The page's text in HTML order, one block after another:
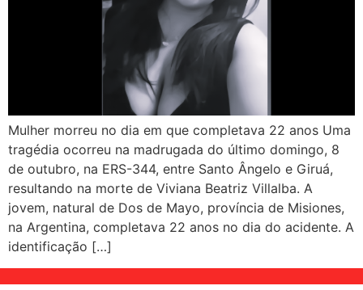
Mulher morreu no dia em que completava 22 anos Uma
tragédia ocorreu na madrugada do último domingo, 8
de outubro, na ERS-344, entre Santo Ângelo e Giruá,
resultando na morte de Viviana Beatriz Villalba. A
jovem, natural de Dos de Mayo, província de Misiones,
na Argentina, completava 22 anos no dia do acidente. A
identificação […]